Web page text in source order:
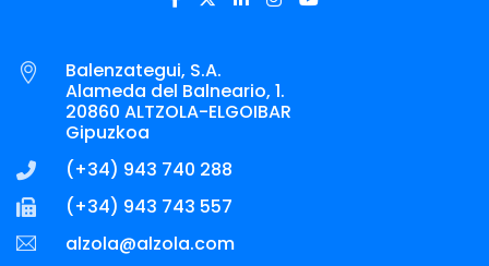
Balenzategui, S.A.
Alameda del Balneario, 1.
20860 ALTZOLA-ELGOIBAR
Gipuzkoa
(+34) 943 740 288
(+34) 943 743 557
moc.a
lozla
@aloz
la